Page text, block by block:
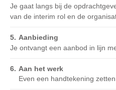
Je gaat langs bij de
van de interim rol en de
Aanbieding
Je ontvangt een aanbod in lijn
Aan het werk
Even een handtekening